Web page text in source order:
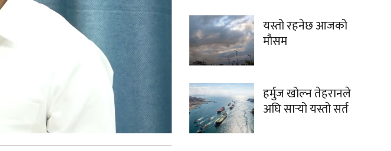
यस्तो रहनेछ आजको
मौसम
हर्मुज खोल्न तेहरानले
अघि सार्‍यो यस्तो सर्त